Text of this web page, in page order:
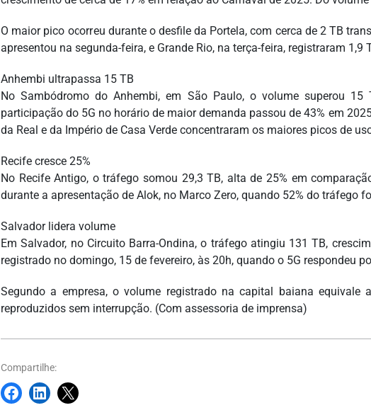
O maior pico ocorreu durante o desfile da Portela, com cerca de 2 TB
apresentou na segunda-feira, e Grande Rio, na terça-feira, registraram 1,9
Anhembi ultrapassa 15 TB
No Sambódromo do Anhembi, em São Paulo, o volume superou
participação do 5G no horário de maior demanda passou de 43% em
da Real e da Império de Casa Verde concentraram os maiores picos de
Recife cresce 25%
No Recife Antigo, o tráfego somou 29,3 TB, alta de 25% em
durante a apresentação de Alok, no Marco Zero, quando 52% do tráfego
Salvador lidera volume
Em Salvador, no Circuito Barra-Ondina, o tráfego atingiu 131 TB,
registrado no domingo, 15 de fevereiro, às 20h, quando o 5G respondeu
Segundo a empresa, o volume registrado na capital baiana
reproduzidos sem interrupção. (Com assessoria de imprensa)
Compartilhe: